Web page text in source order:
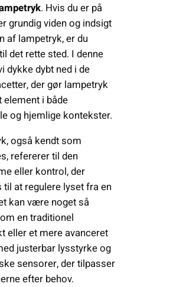
. Hvis du er på
grundig viden og indsigt
af lampetryk, er du
det rette sted. I denne
dykke dybt ned i de
der gør lampetryk
element i både
og hjemlige kontekster.
også kendt som
refererer til den
eller kontrol, der
til at regulere lyset fra en
kan være noget så
en traditionel
eller et mere avanceret
justerbar lysstyrke og
sensorer, der tilpasser
efter behov.